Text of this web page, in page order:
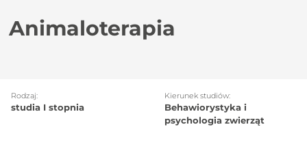
Animaloterapia
Rodzaj:
studia I stopnia
Kierunek studiów:
Behawiorystyka i
psychologia zwierząt